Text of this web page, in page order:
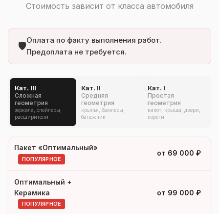
Стоимость зависит от класса автомобиля
🛡️
Оплата по факту выполнения работ.
Предоплата не требуется.
Кат. III
Сложная
геометрия
зеркала, спойлеры,
расширители
Кат. II
Средняя
геометрия
крылья, бамперы,
багажник
Кат. I
Простая
геометрия
капот, крыша, двери,
пороги
УСЛУГА КАТ. III
Пакет «Оптимальный»
ПОПУЛЯРНОЕ
от 69 000 ₽
Оптимальный +
Керамика
ПОПУЛЯРНОЕ
от 99 000 ₽